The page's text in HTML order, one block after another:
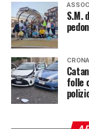
S.M.
folle